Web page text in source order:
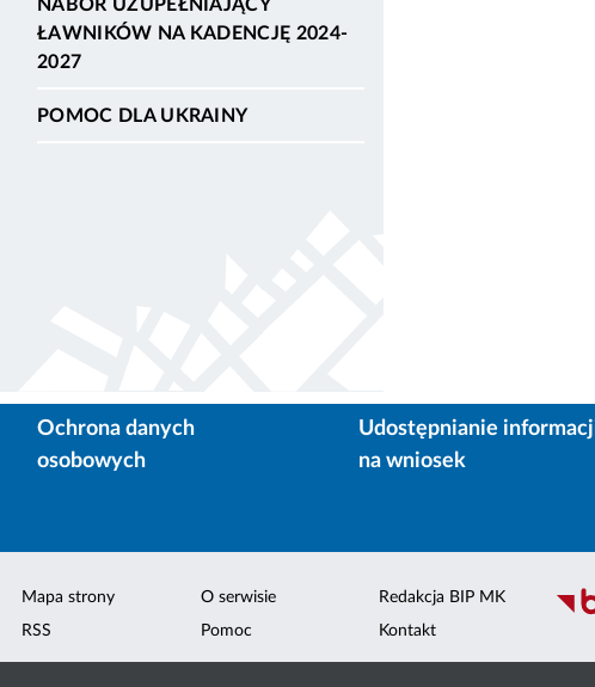
NABÓR UZUPEŁNIAJĄCY
ŁAWNIKÓW NA KADENCJĘ 2024-
2027
POMOC DLA UKRAINY
Ochrona danych
osobowych
Udostępnianie
na wniosek
Mapa strony
RSS
O serwisie
Pomoc
Redakcja BIP MK
Kontakt